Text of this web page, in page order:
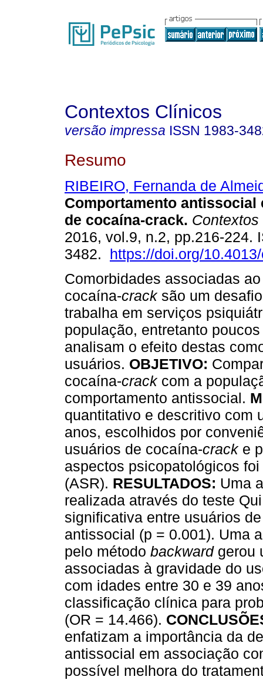
Contextos Clínicos
versão impressa ISSN 1983-
Resumo
RIBEIRO, Fernanda de
Comportamento antissocial
de cocaína-crack.
2016, vol.9, n.2, pp.216-224.
3482. https://doi.org/
Comorbidades associadas
cocaína-crack são um
trabalha em serviços
população, entretanto
analisam o efeito destas
usuários. OBJETIVO:
cocaína-crackcom a
comportamento antissocial.
quantitativo e descritivo com
anos, escolhidos por
usuários de cocaína-cracke
aspectos psicopatológicos
(ASR). RESULTADOS: Uma
realizada através do teste
significativa entre usuários
antissocial (p = 0.001). Uma
pelo método backward gerou
associadas à gravidade do
com idades entre 30 e 39
classificação clínica para
(OR = 14.466).
enfatizam a importância da
antissocial em associação
possível melhora do